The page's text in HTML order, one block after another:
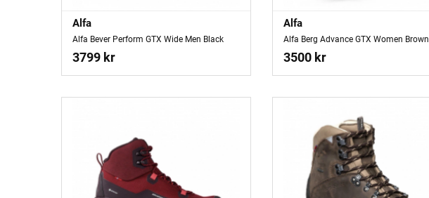
Alfa
Alfa Bever Perform GTX Wide Men Black
3799 kr
Alfa
Alfa Berg Advance GTX Women Brown
3500 kr